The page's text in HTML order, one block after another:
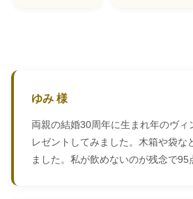
ゆみ 様
両親の結婚30周年に生まれ年のヴィ
レゼントしてみました。木箱や袋な
ました。私が飲めないのが残念で95